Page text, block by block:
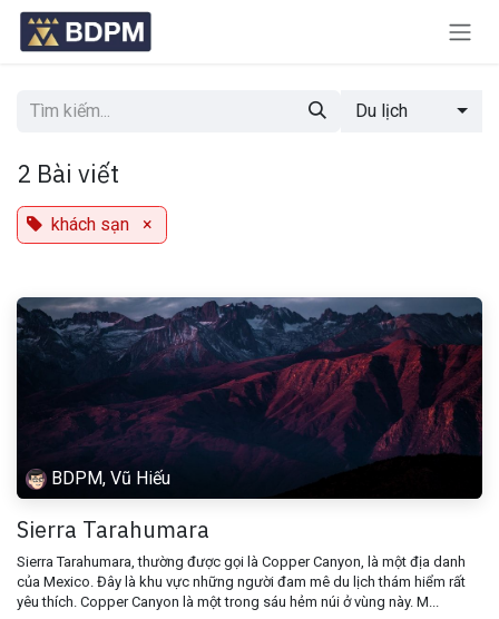
Bỏ qua để đến Nội dung
Du lịch
2 Bài viết
khách sạn ×
BDPM, Vũ Hiếu
Sierra Tarahumara
Sierra Tarahumara, thường được gọi là Copper Canyon, là một địa danh
của Mexico. Đây là khu vực những người đam mê du lịch thám hiểm rất
yêu thích. Copper Canyon là một trong sáu hẻm núi ở vùng này. M...